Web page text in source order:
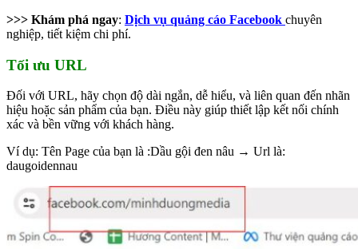
>>> Khám phá ngay: Dịch vụ quảng cáo Facebook chuyên
nghiệp, tiết kiệm chi phí.
Tối ưu URL
Đối với URL, hãy chọn độ dài ngắn, dễ hiểu, và liên quan đến nhãn
hiệu hoặc sản phẩm của bạn. Điều này giúp thiết lập kết nối chính
xác và bền vững với khách hàng.
Ví dụ: Tên Page của bạn là :Dầu gội đen nâu → Url là:
daugoidennau